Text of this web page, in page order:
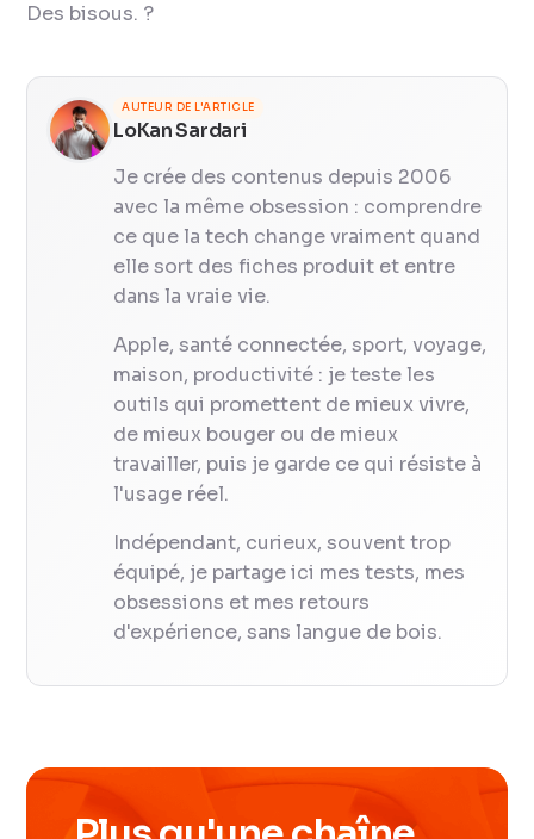
Des bisous. ?
AUTEUR DE L'ARTICLE
LoKan Sardari
Je crée des contenus depuis 2006
avec la même obsession : comprendre
ce que la tech change vraiment quand
elle sort des fiches produit et entre
dans la vraie vie.
Apple, santé connectée, sport, voyage,
maison, productivité : je teste les
outils qui promettent de mieux vivre,
de mieux bouger ou de mieux
travailler, puis je garde ce qui résiste à
l'usage réel.
Indépendant, curieux, souvent trop
équipé, je partage ici mes tests, mes
obsessions et mes retours
d'expérience, sans langue de bois.